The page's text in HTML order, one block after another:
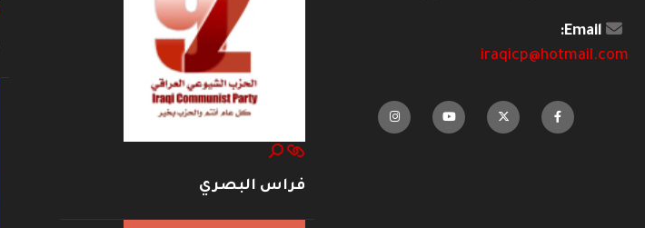
Email:
iraqicp@hotmail.com
فراس البصري